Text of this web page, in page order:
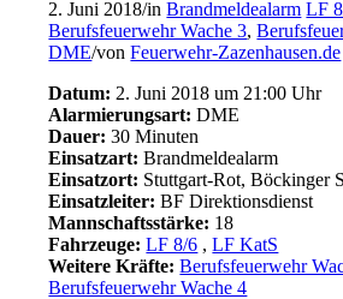
2. Juni 2018/inBrandmeldealarm LF
Berufsfeuerwehr Wache 3,
DME/vonFeuerwehr-Zazenhausen.de
Datum: 2. Juni 2018 um 21:00 Uhr
Alarmierungsart: DME
Dauer: 30 Minuten
Einsatzart: Brandmeldealarm
Einsatzort: Stuttgart-Rot, Böckinger
Einsatzleiter: BF Direktionsdienst
Mannschaftsstärke: 18
Fahrzeuge: LF 8/6 ,LF KatS
Weitere Kräfte: Berufsfeuerwehr
Berufsfeuerwehr Wache 4